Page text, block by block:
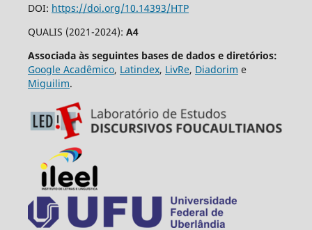
DOI: https://doi.org/10.14393/HTP
QUALIS (2021-2024): A4
Associada às seguintes bases de dados e diretórios:
Google Acadêmico, Latindex, LivRe, Diadorim e
Miguilim.